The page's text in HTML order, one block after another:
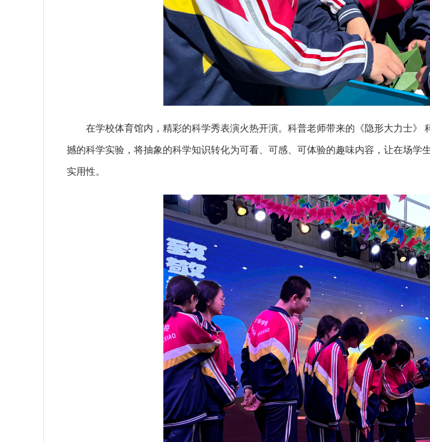
在学校体育馆内，精彩的科学秀表演火热开演。科普老师带来的《隐形大力士
撼的科学实验，将抽象的科学知识转化为可看、可感、可体验的趣味内容，让在场
实用性。